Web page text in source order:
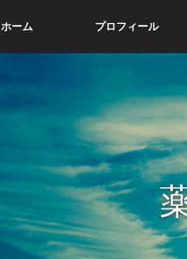
ホーム プロフィール